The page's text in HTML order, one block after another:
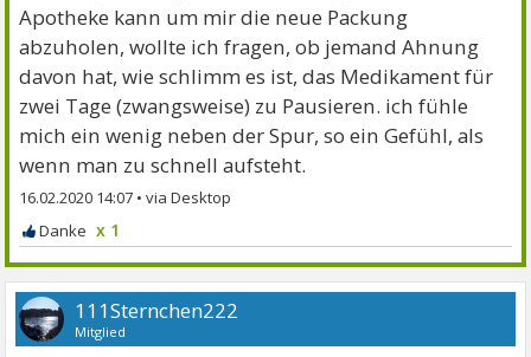
Apotheke kann um mir die neue Packung
abzuholen, wollte ich fragen, ob jemand Ahnung
davon hat, wie schlimm es ist, das Medikament für
zwei Tage (zwangsweise) zu Pausieren. ich fühle
mich ein wenig neben der Spur, so ein Gefühl, als
wenn man zu schnell aufsteht.
16.02.2020 14:07 •
x 1
111Sternchen222
Mitglied